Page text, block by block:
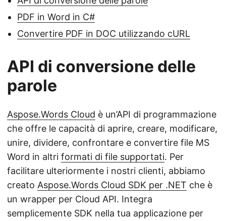
PDF in Word in C#
Convertire PDF in DOC utilizzando cURL
API di conversione delle
parole
Aspose.Words Cloud è un’API di programmazione
che offre le capacità di aprire, creare, modificare,
unire, dividere, confrontare e convertire file MS
Word in altri formati di file supportati. Per
facilitare ulteriormente i nostri clienti, abbiamo
creato Aspose.Words Cloud SDK per .NET che è
un wrapper per Cloud API. Integra
semplicemente SDK nella tua applicazione per